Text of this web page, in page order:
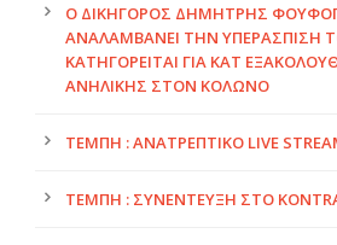
Ο ΔΙΚΗΓΟΡΟΣ ΔΗΜΗΤΡΗΣ
ΑΝΑΛΑΜΒΆΝΕΙ ΤΗΝ ΥΠΕΡΑΣΠΙΣΗ
ΚΑΤΗΓΟΡΕΊΤΑΙ ΓΙΑ ΚΑΤ
ΑΝΉΛΙΚΗΣ ΣΤΟΝ ΚΟΛΩΝΌ
ΤΈΜΠΗ : ΑΝΑΤΡΕΠΤΙΚΟ LIVE
ΤΈΜΠΗ : ΣΥΝΈΝΤΕΥΞΗ ΣΤΟ